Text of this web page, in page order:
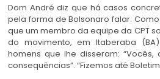
Dom André diz que há casos
pela forma de Bolsonaro falar.
que um membro da equipe da CPT
do movimento, em Itaberaba
homens que lhe disseram: “Vocês,
consequências”. “Fizemos até